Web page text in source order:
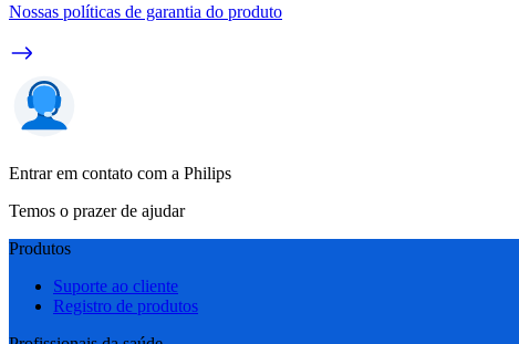
Nossas políticas de garantia do produto
Entrar em contato com a Philips
Temos o prazer de ajudar
Produtos
Suporte ao cliente
Registro de produtos